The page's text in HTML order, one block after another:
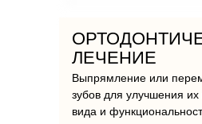
Выпрямление или
зубов для улучшения
вида и
ЛЕЧЕНИЕ